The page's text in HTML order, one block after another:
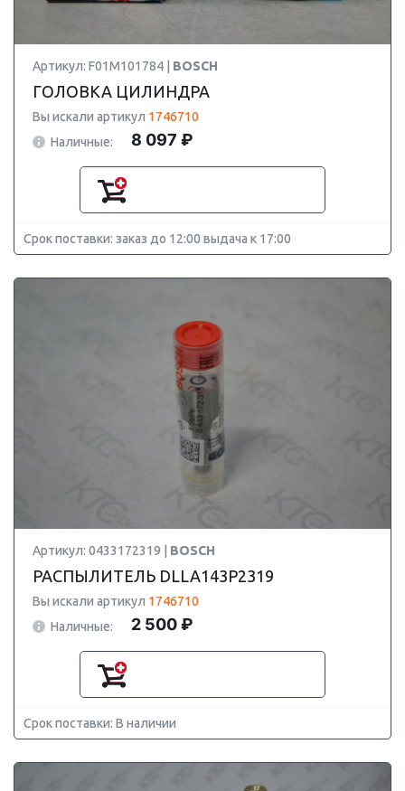
Артикул: F01M101784 | BOSCH
ГОЛОВКА ЦИЛИНДРА
Вы искали артикул 1746710
Наличные:
8 097 ₽
Срок поставки: заказ до 12:00 выдача к 17:00
Артикул: 0433172319 | BOSCH
РАСПЫЛИТЕЛЬ DLLA143P2319
Вы искали артикул 1746710
Наличные:
2 500 ₽
Срок поставки: В наличии